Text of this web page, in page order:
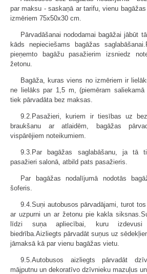
par maksu - saskaņā ar tarifu, vienu
izmēriem 75x50x30 cm.
Pārvadāšanai nododamai bagāžai jābūt
kāds nepieciešams bagāžas
pieņemto bagāžu pasažierim izsniedz
žetonu.
Bagāža, kuras viens no izmēriem ir
ne lielāks par 1,5 m, (piemēram
tiek pārvadāta bez maksas.
9.2.Pasažieri, kuriem ir tiesības uz
braukšanu ar atlaidēm, bagāžas
vispārējiem noteikumiem.
9.3.Par bagāžas saglabāšanu, ja tā
pasažieri salonā, atbild pats pasažieris.
Par bagāžas nodalījumā nodotās
šoferis.
9.4.Suņi autobusos pārvadājami, turot
ar uzpurni un ar žetonu pie kakla
līdzi suņa apliecībai, kuru
biedrība.Aizliegts pārvadāt suņus uz
jāmaksā kā par vienu bagāžas vietu.
9.5.Autobusos aizliegts pārvadāt
mājputnu un dekoratīvo dzīvnieku mazuļus